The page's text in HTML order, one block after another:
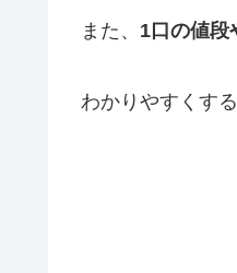
また、 1口の値段
わかりやすくす